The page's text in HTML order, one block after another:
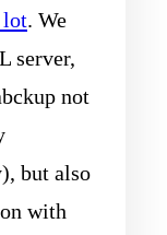
lot. We
server,
not
but also
with